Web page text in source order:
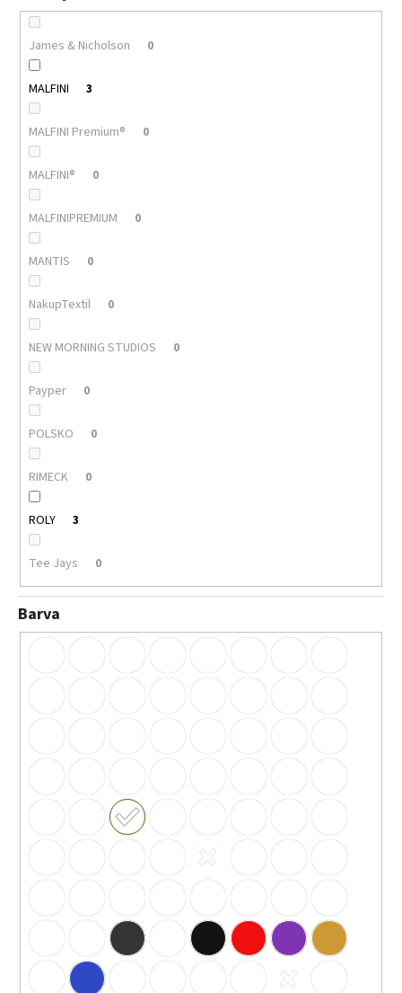
James & Nicholson 0
MALFINI 3
MALFINI Premium® 0
MALFINI® 0
MALFINIPREMIUM 0
MANTIS 0
NakupTextil 0
NEW MORNING STUDIOS 0
Payper 0
POLSKO 0
RIMECK 0
ROLY 3
Tee Jays 0
Barva